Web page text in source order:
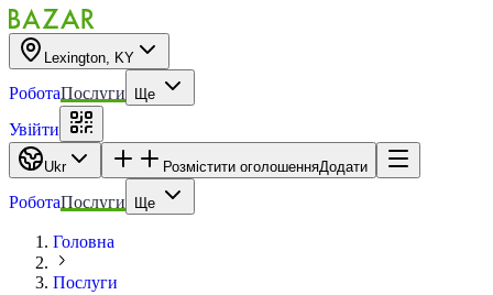
Lexington, KY
РоботаПослуги Ще
Увійти
Ukr Розмістити оголошенняДодати
РоботаПослуги Ще
Головна
Послуги